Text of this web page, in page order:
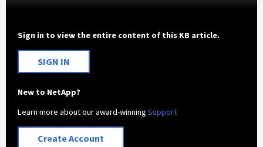
Sign in to view the entire content of this KB article.
SIGN IN
New to NetApp?
Learn more about our award-winningSupport
Create Account